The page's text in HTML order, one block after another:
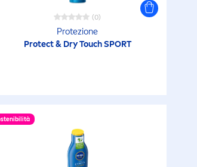
(0)
Protezione
Protect& Dry Touch SPORT